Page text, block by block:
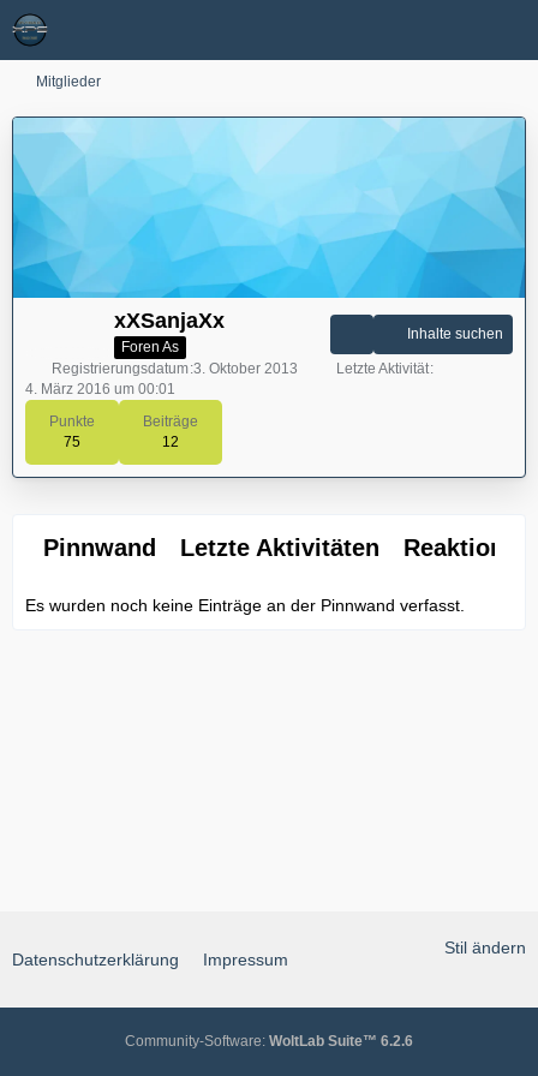
Mitglieder
xXSanjaXx
Foren As
Punkte
75
Beiträge
12
Inhalte suchen
Registrierungsdatum 3. Oktober 2013
Letzte Aktivität
4. März 2016 um 00:01
Pinnwand Letzte Aktivitäten Reaktionen
Es wurden noch keine Einträge an der Pinnwand verfasst.
Stil ändern
Datenschutzerklärung Impressum
Community-Software: WoltLab Suite™ 6.2.6